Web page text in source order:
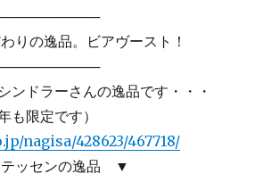
の逸品。ビアヴースト！
ドラーさんの逸品です・・・
限定です）
nagisa/428623/467718/
ッセンの逸品 ▼